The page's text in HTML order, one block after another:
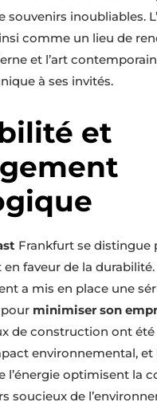
souvenirs inoubliables.
comme un lieu de
et l’art
à ses invités.
et
Frankfurt se distingue
faveur de la durabilité.
a mis en place une
minimiser son
de construction ont
environnemental, et
l’énergie optimisent la
soucieux de